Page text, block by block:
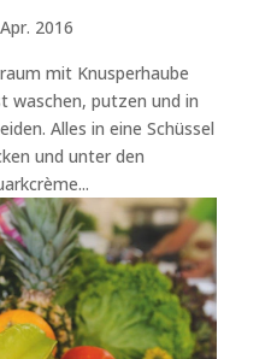
2016
mit Knusperhaube
waschen, putzen und in
Alles in eine Schüssel
und unter den